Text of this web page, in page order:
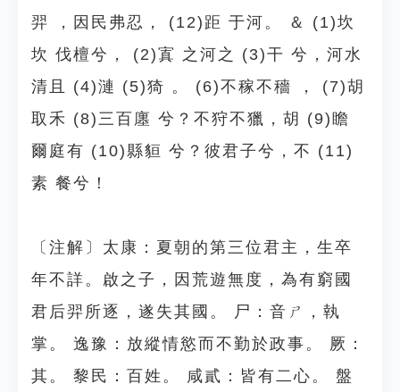
羿 ，因民弗忍， (12)距 于河。 ＆ (1)坎
坎 伐檀兮， (2)寘 之河之 (3)干 兮，河水
清且 (4)漣 (5)猗 。 (6)不稼不穡 ， (7)胡
取禾 (8)三百廛 兮？不狩不獵，胡 (9)瞻
爾庭有 (10)縣貆 兮？彼君子兮，不 (11)
素 餐兮！
〔注解〕太康：夏朝的第三位君主，生卒
年不詳。啟之子，因荒遊無度，為有窮國
君后羿所逐，遂失其國。 尸：音ㄕ，執
掌。 逸豫：放縱情慾而不勤於政事。 厥：
其。 黎民：百姓。 咸貳：皆有二心。 盤